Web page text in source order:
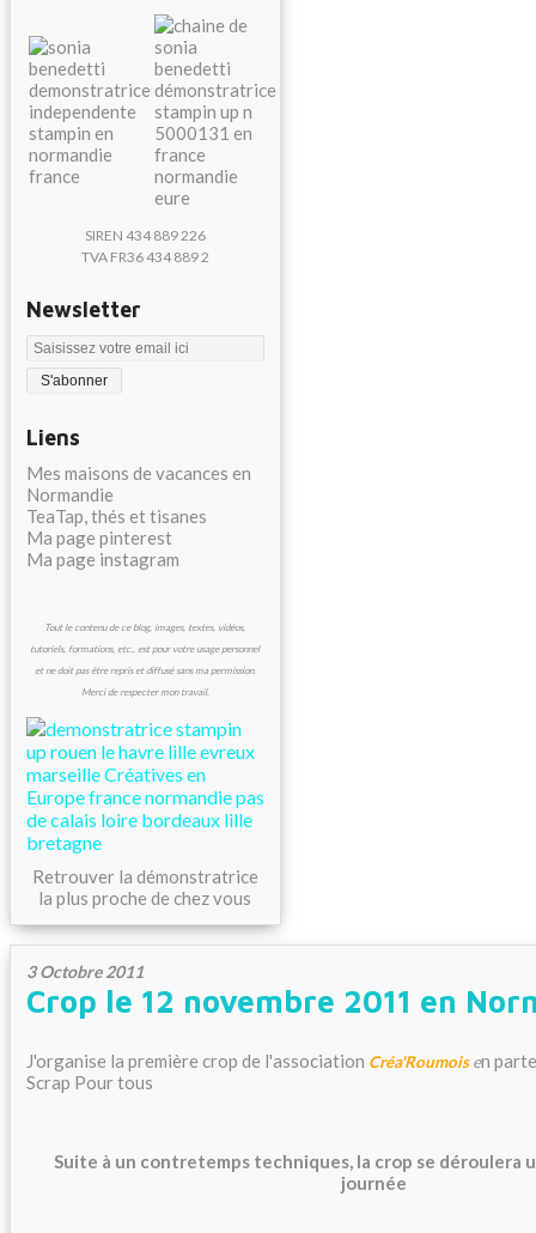
SIREN 434 889 226
TVA FR36 434 889 2
Newsletter
Liens
Mes maisons de vacances en
Normandie
TeaTap, thés et tisanes
Ma page pinterest
Ma page instagram
Tout le contenu de ce blog, images, textes, vidéos,
tutoriels, formations, etc., est pour votre usage personnel
et ne doit pas être repris et diffusé sans ma permission.
Merci de respecter mon travail.
Retrouver la démonstratrice
la plus proche de chez vous
3 Octobre 2011
Crop le 12 novembre 2011 en
J'organise la première crop de l'association Créa'Roumois en
Scrap Pour tous
Suite à un contretemps techniques, la crop se déroulera
journée